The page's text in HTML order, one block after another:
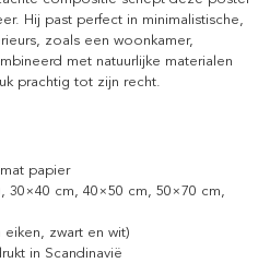
Hij past perfect in minimalistische,
zoals een woonkamer,
met natuurlijke materialen
prachtig tot zijn recht.
papier
30×40 cm, 40×50 cm, 50×70 cm,
eiken, zwart en wit)
in Scandinavië